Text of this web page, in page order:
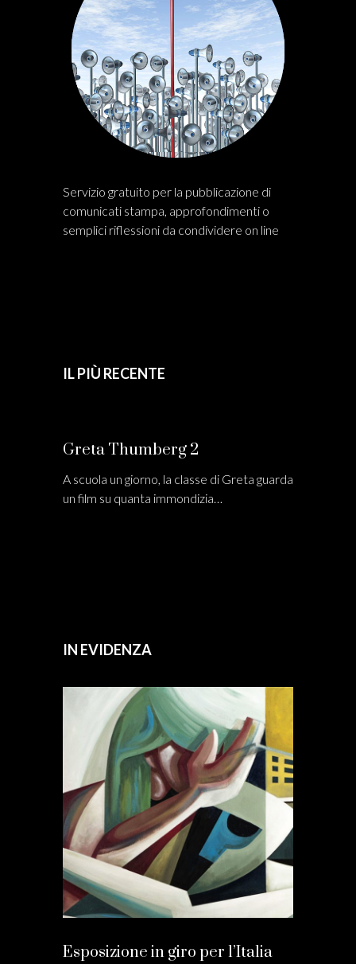
Servizio gratuito per la pubblicazione di
comunicati stampa, approfondimenti o
semplici riflessioni da condividere on line
IL PIÙ RECENTE
Greta Thumberg 2
A scuola un giorno, la classe di Greta guarda
un film su quanta immondizia…
IN EVIDENZA
Esposizione in giro per l’Italia